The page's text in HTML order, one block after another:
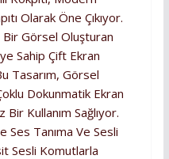
Olarak Öne Çıkıyor.
Bir Görsel Oluşturan
Sahip Çift Ekran
Tasarım, Görsel
Dokunmatik Ekran
Kullanım Sağlıyor.
Tanıma Ve Sesli
Sesli Komutlarla